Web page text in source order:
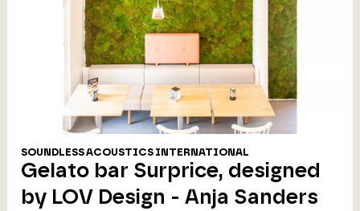
SOUNDLESS ACOUSTICS INTERNATIONAL
Gelato bar Surprice, designed
by LOV Design - Anja Sanders